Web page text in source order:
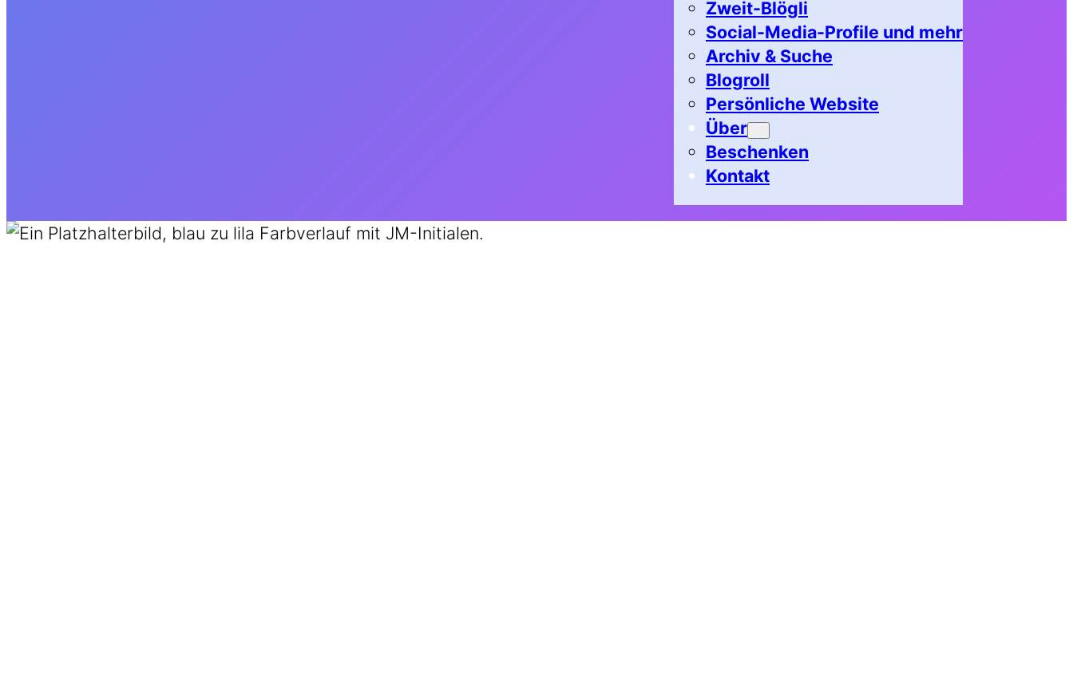
Zweit-Blögli
Social-Media-Profile und mehr
Archiv & Suche
Blogroll
Persönliche Website
Über
Beschenken
Kontakt